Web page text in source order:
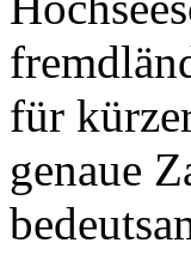
für
genaue